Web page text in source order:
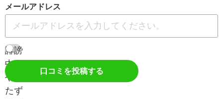
メールアドレス
誹謗
中傷
やい
たず
口コミを投稿する